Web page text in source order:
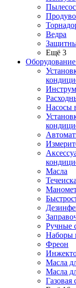
Ведра
Ещё 3
Насосы
Масла
Ручные
Наборы
Фреон
Масла
Масла
Газовая